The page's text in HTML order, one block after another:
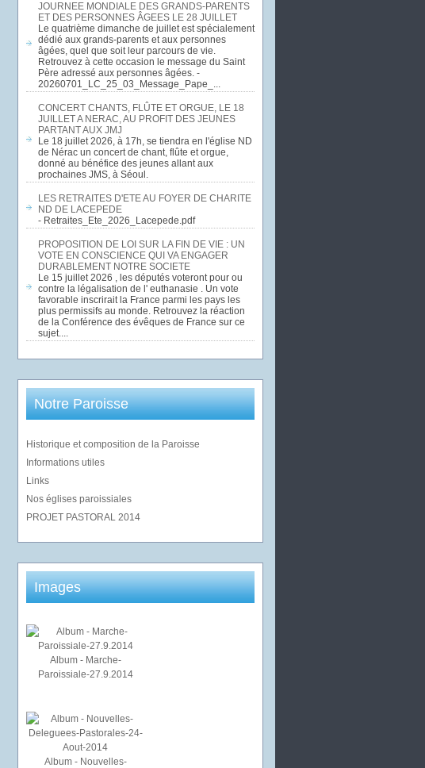
JOURNEE MONDIALE DES GRANDS-PARENTS
ET DES PERSONNES ÂGEES LE 28 JUILLET
Le quatrième dimanche de juillet est spécialement
dédié aux grands-parents et aux personnes
âgées, quel que soit leur parcours de vie.
Retrouvez à cette occasion le message du Saint
Père adressé aux personnes âgées. -
20260701_LC_25_03_Message_Pape_...
CONCERT CHANTS, FLÛTE ET ORGUE, LE 18
JUILLET A NERAC, AU PROFIT DES JEUNES
PARTANT AUX JMJ
Le 18 juillet 2026, à 17h, se tiendra en l'église ND
de Nérac un concert de chant, flûte et orgue,
donné au bénéfice des jeunes allant aux
prochaines JMS, à Séoul.
LES RETRAITES D'ETE AU FOYER DE CHARITE
ND DE LACEPEDE
- Retraites_Ete_2026_Lacepede.pdf
PROPOSITION DE LOI SUR LA FIN DE VIE : UN
VOTE EN CONSCIENCE QUI VA ENGAGER
DURABLEMENT NOTRE SOCIETE
Le 15 juillet 2026 , les députés voteront pour ou
contre la légalisation de l' euthanasie . Un vote
favorable inscrirait la France parmi les pays les
plus permissifs au monde. Retrouvez la réaction
de la Conférence des évêques de France sur ce
sujet....
Notre Paroisse
Historique et composition de la Paroisse
Informations utiles
Links
Nos églises paroissiales
PROJET PASTORAL 2014
Images
Album - Marche-
Paroissiale-27.9.2014
Album - Nouvelles-